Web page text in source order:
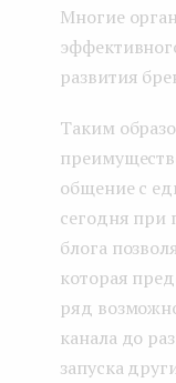
Многие
развития
Таким
общение с
сегодня при
блога
которая
ряд
канала до
запуска